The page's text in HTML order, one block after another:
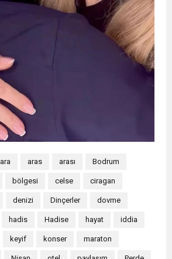
ara aras arası Bodrum
bölgesi celse ciragan
denizi Dinçerler dovme
hadis Hadise hayat iddia
keyif konser maraton